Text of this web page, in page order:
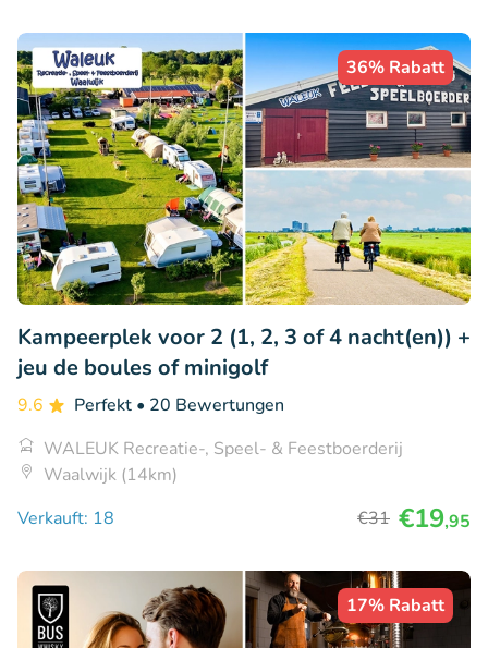
36% Rabatt
Kampeerplek voor 2 (1, 2, 3 of 4 nacht(en)) +
jeu de boules of minigolf
9.6 Perfekt • 20 Bewertungen
WALEUK Recreatie-, Speel- & Feestboerderij
Waalwijk (14km)
Verkauft: 18
€31 €19,95
17% Rabatt